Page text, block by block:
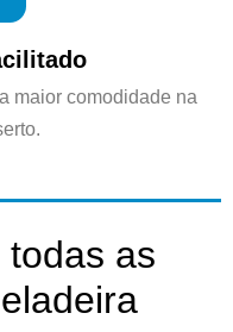
maior comodidade na
as